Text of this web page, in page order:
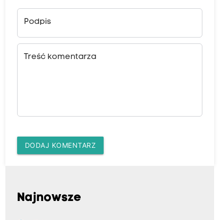
Podpis
Treść komentarza
DODAJ KOMENTARZ
Najnowsze